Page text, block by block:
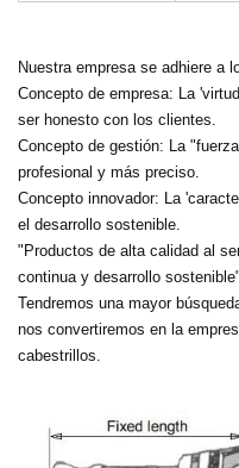
Nuestra empresa se adhiere a
Concepto de empresa: La
ser honesto con los clientes.
Concepto de gestión: La
profesional y más preciso.
Concepto innovador: La
el desarrollo sostenible.
"Productos de alta calidad al
continua y desarrollo
Tendremos una mayor
nos convertiremos en la
cabestrillos.